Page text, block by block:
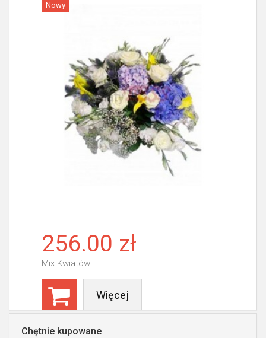
Nowy
256.00 zł
Mix Kwiatów
Więcej
Chętnie kupowane